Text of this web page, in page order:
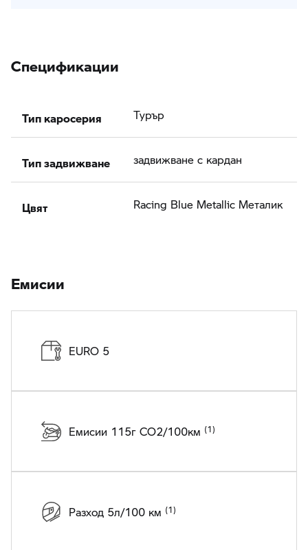
Спецификации
Тип каросерия Турър
Тип задвижване задвижване с кардан
Цвят Racing Blue Metallic Meталик
Eмисии
EURO 5
Емисии 115г CO2/100км
Разход 5л/100 км